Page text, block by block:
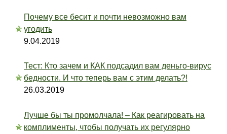
Почему все бесит и почти невозможно вам
угодить
9.04.2019
Тест: Кто зачем и КАК подсадил вам деньго-вирус
бедности. И что теперь вам с этим делать?!
26.03.2019
Лучше бы ты промолчала! – Как реагировать на
комплименты, чтобы получать их регулярно